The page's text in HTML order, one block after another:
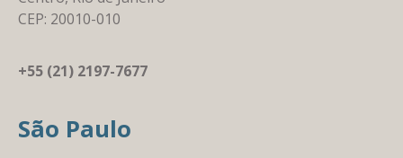
CEP: 20010-010
+55 (21) 2197-7677
São Paulo